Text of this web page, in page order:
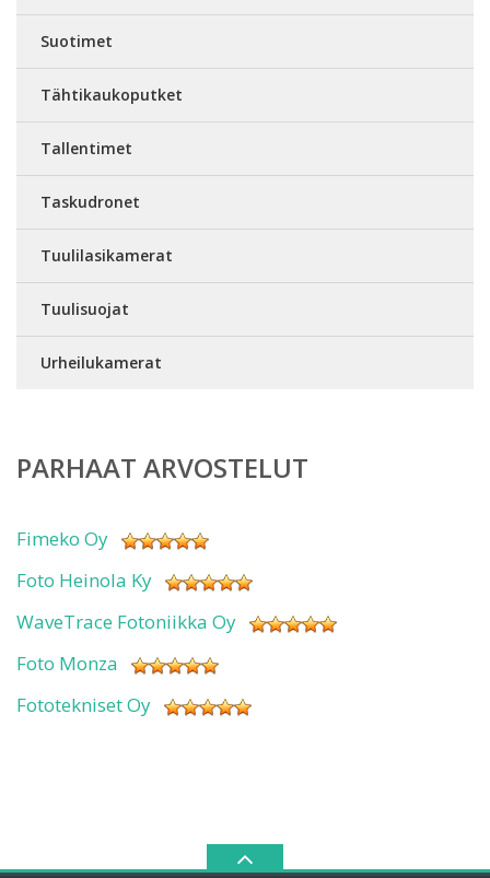
Suotimet
Tähtikaukoputket
Tallentimet
Taskudronet
Tuulilasikamerat
Tuulisuojat
Urheilukamerat
PARHAAT ARVOSTELUT
Fimeko Oy
Foto Heinola Ky
WaveTrace Fotoniikka Oy
Foto Monza
Fototekniset Oy